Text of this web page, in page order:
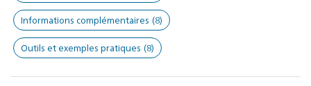
Informations complémentaires (8)
Outils et exemples pratiques (8)